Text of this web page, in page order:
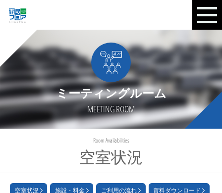
ミーティングルーム
MEETING ROOM
空室状況
Room Availabilities
空室状況 施設・料金 ご利用の流れ 資料ダウンロード